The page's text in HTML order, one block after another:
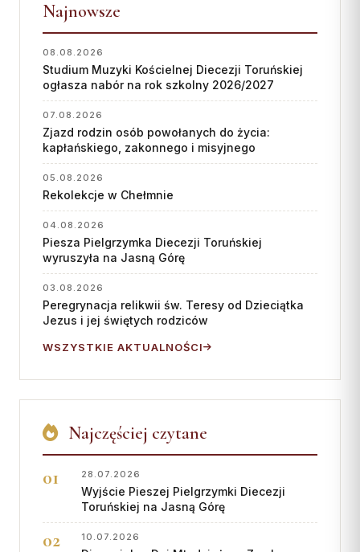
Najnowsze
08.08.2026
Studium Muzyki Kościelnej Diecezji Toruńskiej
ogłasza nabór na rok szkolny 2026/2027
07.08.2026
Zjazd rodzin osób powołanych do życia:
kapłańskiego, zakonnego i misyjnego
05.08.2026
Rekolekcje w Chełmnie
04.08.2026
Piesza Pielgrzymka Diecezji Toruńskiej
wyruszyła na Jasną Górę
03.08.2026
Peregrynacja relikwii św. Teresy od Dzieciątka
Jezus i jej świętych rodziców
WSZYSTKIE AKTUALNOŚCI
Najczęściej czytane
28.07.2026
Wyjście Pieszej Pielgrzymki Diecezji
Toruńskiej na Jasną Górę
10.07.2026